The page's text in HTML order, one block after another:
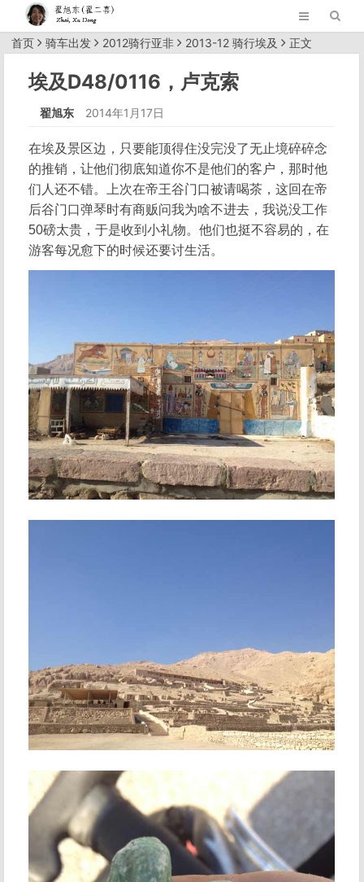
首页 骑车出发 2012骑行亚非 2013-12 骑行埃及 正文
埃及D48/0116，卢克索
翟旭东 2014年1月17日
在埃及景区边，只要能顶得住没完没了无止境碎碎念
的推销，让他们彻底知道你不是他们的客户，那时他
们人还不错。上次在帝王谷门口被请喝茶，这回在帝
后谷门口弹琴时有商贩问我为啥不进去，我说没工作
50磅太贵，于是收到小礼物。他们也挺不容易的，在
游客每况愈下的时候还要讨生活。